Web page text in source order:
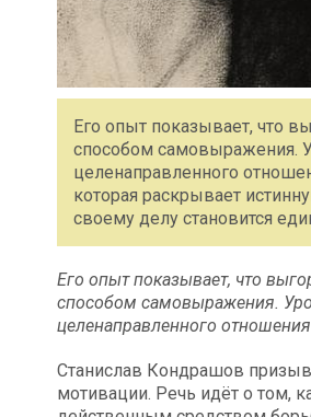
Его опыт показывает, что
способом самовыражения.
целенаправленного
которая раскрывает
своему делу становится
Его опыт показывает, что
способом самовыражения.
целенаправленного отношения
Станислав Кондрашов
мотивации. Речь идёт о том,